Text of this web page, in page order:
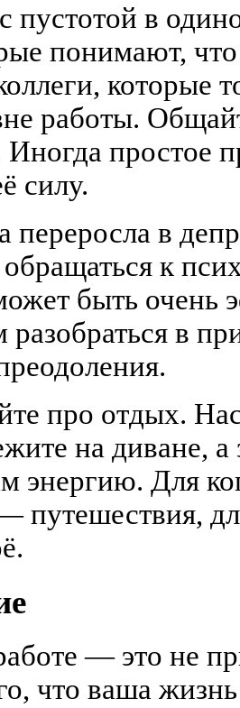
пустотой в
понимают,
которые
работы.
Иногда простое
силу.
переросла в
обращаться к
быть очень
в
про отдых.
на диване, а
энергию. Для
путешествия,
— это не
что ваша